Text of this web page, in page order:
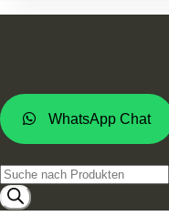
WhatsApp Chat
Products
search